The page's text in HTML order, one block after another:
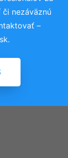
nezáväznú
–